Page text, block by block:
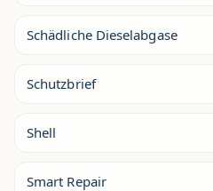
Schädliche Dieselabgase
Schutzbrief
Shell
Smart Repair